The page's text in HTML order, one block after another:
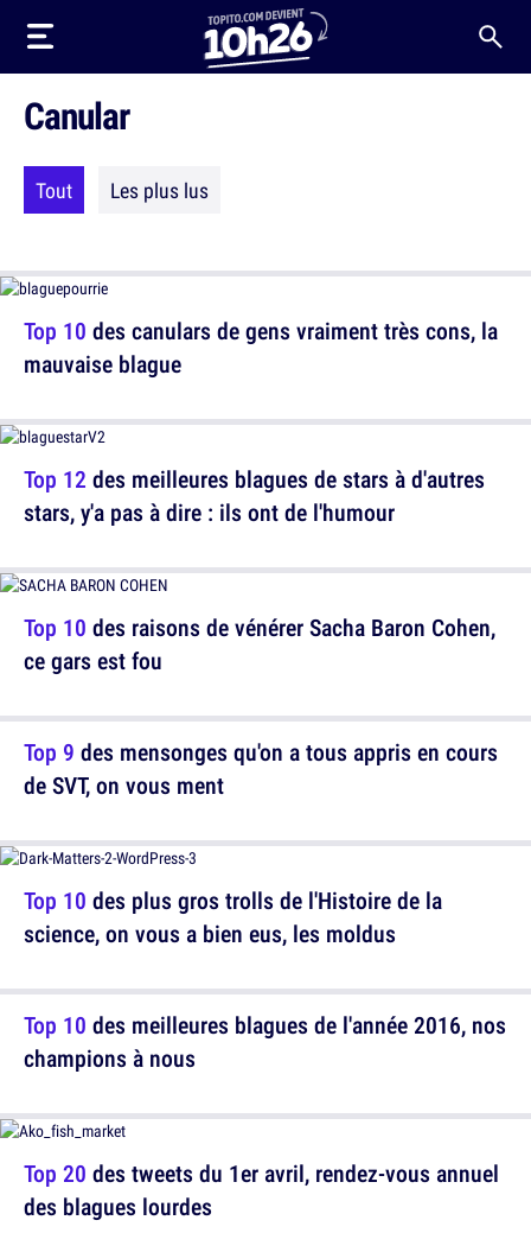
Canular
Tout Les plus lus
Top 10 des canulars de gens vraiment très cons, la
mauvaise blague
Top 12 des meilleures blagues de stars à d'autres
stars, y'a pas à dire : ils ont de l'humour
Top 9 des mensonges qu'on a tous appris en cours
de SVT, on vous ment
Top 10 des meilleures blagues de l'année 2016, nos
champions à nous
Top 10 des raisons de vénérer Sacha Baron Cohen,
ce gars est fou
Top 10 des plus gros trolls de l'Histoire de la
science, on vous a bien eus, les moldus
Top 20 des tweets du 1er avril, rendez-vous annuel
des blagues lourdes